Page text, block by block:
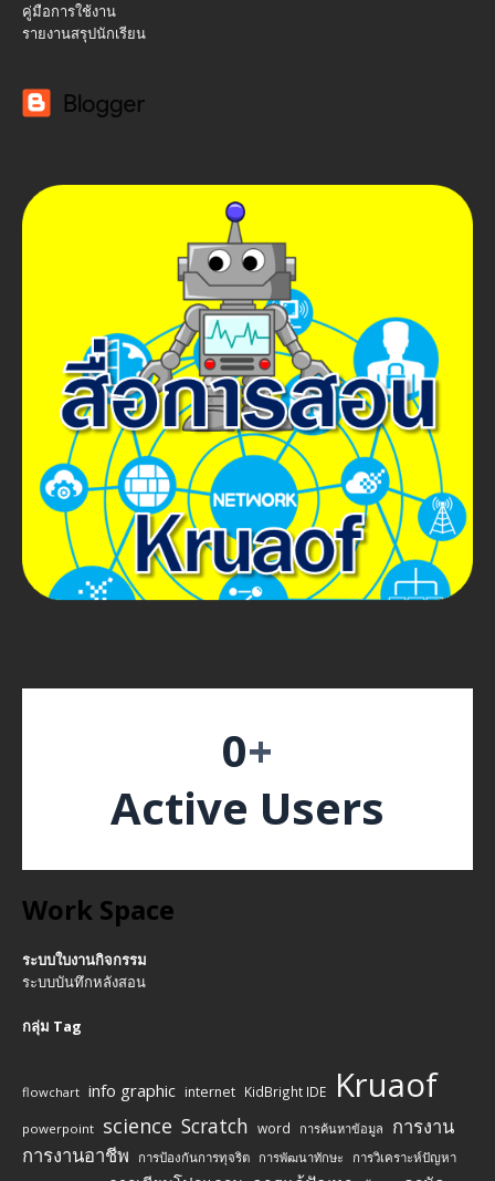
คู่มือการใช้งาน
รายงานสรุปนักเรียน
0+
Active Users
Work Space
ระบบใบงานกิจกรรม
ระบบบันทึกหลังสอน
กลุ่ม Tag
flowchart info graphic internet KidBright IDE Kruaof
powerpoint science Scratch word การค้นหาข้อมูล
การงาน
การงานอาชีพ
การป้องกันการทุจริต การพัฒนาทักษะ การวิเคราะห์ปัญหา